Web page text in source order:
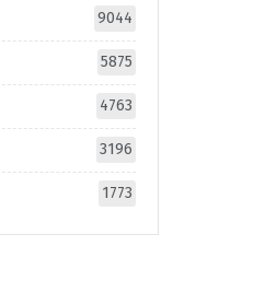
9044
5875
4763
3196
1773